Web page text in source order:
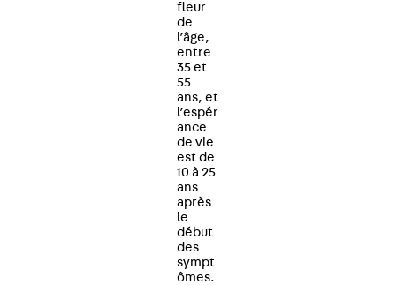
fleur
de
l’âge,
entre
35 et
55
ans, et
l’espér
ance
de vie
est de
10 à 25
ans
après
le
début
des
sympt
ômes.